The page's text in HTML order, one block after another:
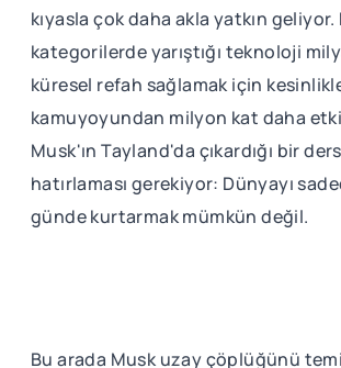
kıyasla çok daha akla yatkın geliyor.
kategorilerde yarıştığı teknoloji
küresel refah sağlamak için
kamuyoyundan milyon kat daha
Musk'ın Tayland'da çıkardığı bir
hatırlaması gerekiyor: Dünyayı
günde kurtarmak mümkün değil.
Bu arada Musk uzay çöplüğünü